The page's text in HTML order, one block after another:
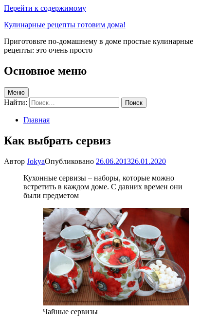
Перейти к содержимому
Кулинарные рецепты готовим дома!
Приготовьте по-домашнему в доме простые кулинарные
рецепты: это очень просто
Основное меню
Меню
Найти:
Главная
Как выбрать сервиз
Автор JokyaОпубликовано 26.06.201326.01.2020
Кухонные сервизы – наборы, которые можно
встретить в каждом доме. С давних времен они
были предметом
Чайные сервизы